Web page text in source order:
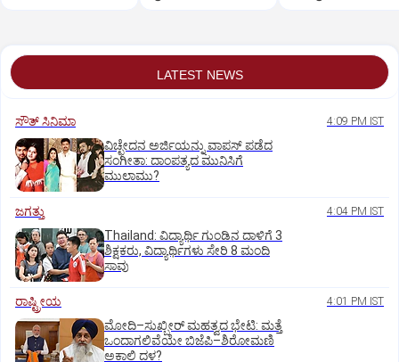
LATEST NEWS
ಸೌತ್‌ ಸಿನಿಮಾ 4:09 PM IST
ವಿಚ್ಛೇದನ ಅರ್ಜಿಯನ್ನು ವಾಪಸ್‌ ಪಡೆದ
ಸಂಗೀತಾ: ದಾಂಪತ್ಯದ ಮುನಿಸಿಗೆ
ಮುಲಾಮು?
ಜಗತ್ತು 4:04 PM IST
Thailand: ವಿದ್ಯಾರ್ಥಿ ಗುಂಡಿನ ದಾಳಿಗೆ 3
ಶಿಕ್ಷಕರು, ವಿದ್ಯಾರ್ಥಿಗಳು ಸೇರಿ 8 ಮಂದಿ
ಸಾವು
ರಾಷ್ಟ್ರೀಯ 4:01 PM IST
ಮೋದಿ–ಸುಖ್ಬೀರ್ ಮಹತ್ವದ ಭೇಟಿ: ಮತ್ತೆ
ಒಂದಾಗಲಿವೆಯೇ ಬಿಜೆಪಿ–ಶಿರೋಮಣಿ
ಅಕಾಲಿ ದಳ?